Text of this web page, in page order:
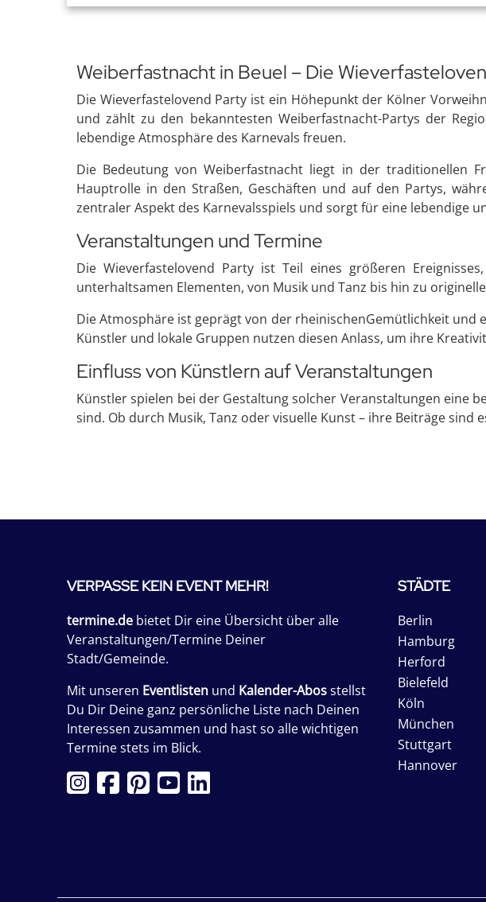
Weiberfastnacht in Beuel – Die
Die Wieverfastelovend Party ist ein Höhepunkt der Kölner
und zählt zu den bekanntesten Weiberfastnacht-Partys der
lebendige Atmosphäre des Karnevals freuen.
Die Bedeutung von Weiberfastnacht liegt in der traditionellen
Hauptrolle in den Straßen, Geschäften und auf den Partys,
zentraler Aspekt des Karnevalsspiels und sorgt für eine lebendige
Veranstaltungen und Termine
Die Wieverfastelovend Party ist Teil eines größeren
unterhaltsamen Elementen, von Musik und Tanz bis hin zu
Die Atmosphäre ist geprägt von der rheinischenGemütlichkeit und
Künstler und lokale Gruppen nutzen diesen Anlass, um ihre
Einfluss von Künstlern auf Veranstaltungen
Künstler spielen bei der Gestaltung solcher Veranstaltungen eine
sind. Ob durch Musik, Tanz oder visuelle Kunst – ihre Beiträge
VERPASSE KEIN EVENT MEHR!
termine.de bietet Dir eine Übersicht über alle
Veranstaltungen/Termine Deiner
Stadt/Gemeinde.
Mit unseren Eventlisten und Kalender-Abosstellst
Du Dir Deine ganz persönliche Liste nach Deinen
Interessen zusammen und hast so alle wichtigen
Termine stets im Blick.
STÄDTE
Berlin
Hamburg
Herford
Bielefeld
Köln
München
Stuttgart
Hannover